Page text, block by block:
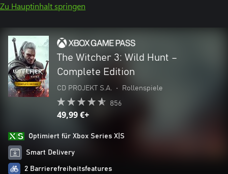
Zu Hauptinhalt springen
The Witcher 3: Wild Hunt –
Complete Edition
CD PROJEKT S.A. • Rollenspiele
856
49,99 €+
Optimiert für Xbox Series X|S
Smart Delivery
2 Barrierefreiheitsfeatures